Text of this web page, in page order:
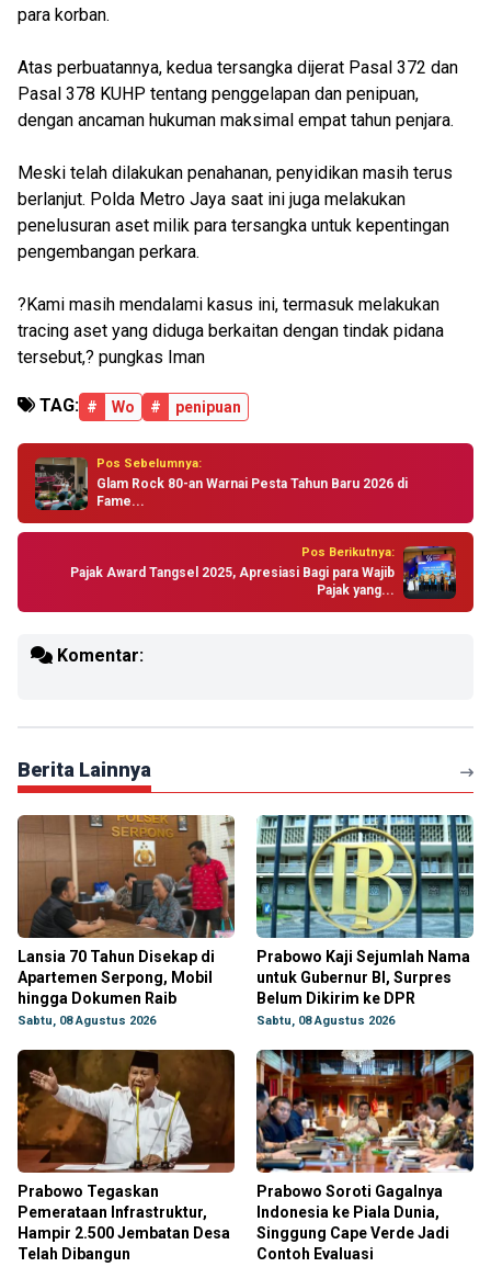
para korban.
Atas perbuatannya, kedua tersangka dijerat Pasal 372 dan
Pasal 378 KUHP tentang penggelapan dan penipuan,
dengan ancaman hukuman maksimal empat tahun penjara.
Meski telah dilakukan penahanan, penyidikan masih terus
berlanjut. Polda Metro Jaya saat ini juga melakukan
penelusuran aset milik para tersangka untuk kepentingan
pengembangan perkara.
?Kami masih mendalami kasus ini, termasuk melakukan
tracing aset yang diduga berkaitan dengan tindak pidana
tersebut,? pungkas Iman
TAG: # Wo # penipuan
Pos Sebelumnya:
Glam Rock 80-an Warnai Pesta Tahun Baru 2026 di
Fame...
Pos Berikutnya:
Pajak Award Tangsel 2025, Apresiasi Bagi para Wajib
Pajak yang...
Komentar:
Berita Lainnya
Lansia 70 Tahun Disekap di
Apartemen Serpong, Mobil
hingga Dokumen Raib
Sabtu, 08 Agustus 2026
Prabowo Kaji Sejumlah Nama
untuk Gubernur BI, Surpres
Belum Dikirim ke DPR
Sabtu, 08 Agustus 2026
Prabowo Tegaskan
Pemerataan Infrastruktur,
Hampir 2.500 Jembatan Desa
Telah Dibangun
Prabowo Soroti Gagalnya
Indonesia ke Piala Dunia,
Singgung Cape Verde Jadi
Contoh Evaluasi